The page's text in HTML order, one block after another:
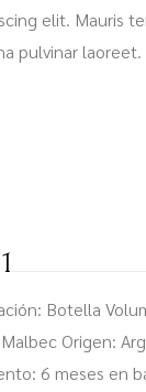
elit. Mauris
pulvinar laoreet.
Botella
Origen:
6 meses en